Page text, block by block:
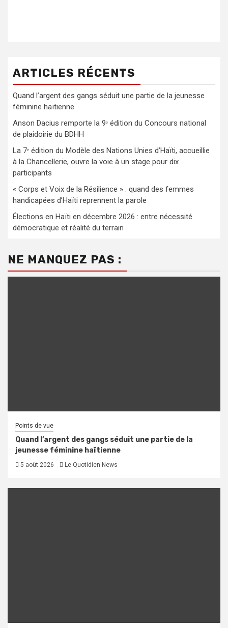
ARTICLES RÉCENTS
Quand l’argent des gangs séduit une partie de la jeunesse
féminine haïtienne
Anson Dacius remporte la 9ᵉ édition du Concours national
de plaidoirie du BDHH
La 7ᵉ édition du Modèle des Nations Unies d’Haïti, accueillie
à la Chancellerie, ouvre la voie à un stage pour dix
participants
« Corps et Voix de la Résilience » : quand des femmes
handicapées d’Haïti reprennent la parole
Élections en Haïti en décembre 2026 : entre nécessité
démocratique et réalité du terrain
NE MANQUEZ PAS :
Points de vue
Quand l’argent des gangs séduit une partie de la
jeunesse féminine haïtienne
5 août 2026 Le Quotidien News